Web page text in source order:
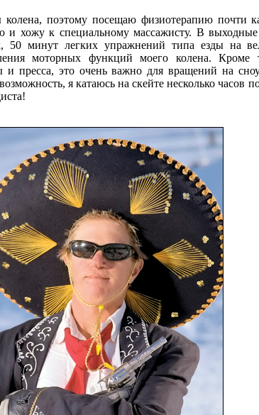
колена, поэтому посещаю физиотерапию почти
и хожу к специальному массажисту. В
50 минут легких упражнений типа езды на
моторных функций моего колена. Кроме
пресса, это очень важно для вращений на
я катаюсь на скейте несколько часов